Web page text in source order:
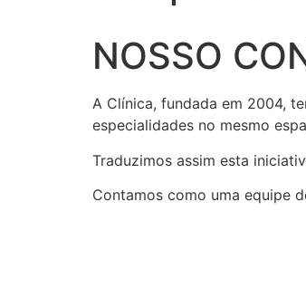
NOSSO
A Clínica, fundada em 2004,
especialidades no mesmo
Traduzimos assim esta
Contamos como uma equipe